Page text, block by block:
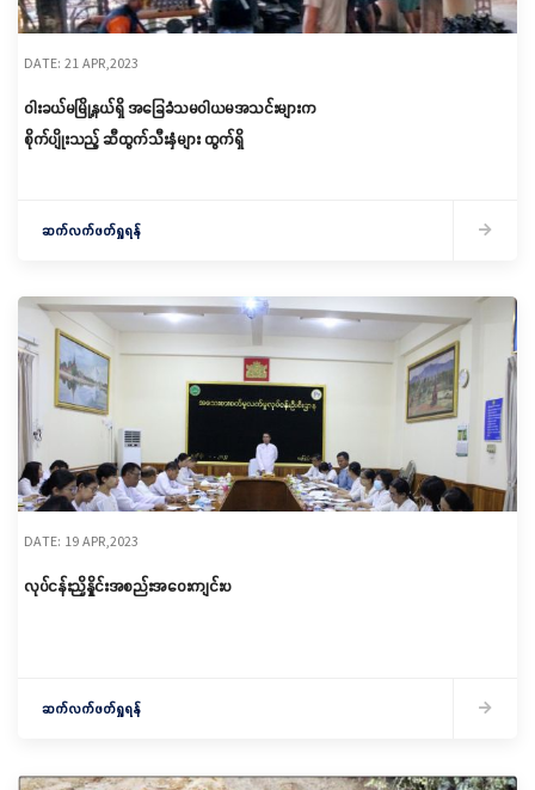
DATE: 21 APR,2023
ဝါးခယ်မမြို့နယ်ရှိ အခြေခံသမဝါယမအသင်းများက
စိုက်ပျိုးသည့် ဆီထွက်သီးနှံများ ထွက်ရှိ
ဆက်လက်ဖတ်ရှုရန်
DATE: 19 APR,2023
လုပ်ငန်းညှိနှိုင်းအစည်းအဝေးကျင်းပ
ဆက်လက်ဖတ်ရှုရန်